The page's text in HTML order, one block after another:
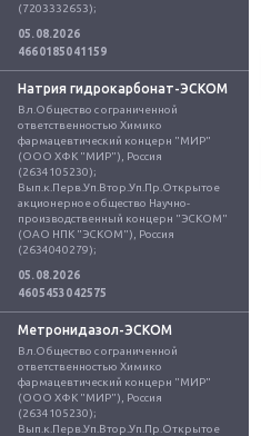
(7203332653);
05.08.2026
4660185041159
Натрия гидрокарбонат-ЭСКОМ
Вл.Общество с ограниченной
ответственностью Химико
фармацевтический концерн "МИР"
(ООО ХФК "МИР"), Россия
(2634105230);
Вып.к.Перв.Уп.Втор.Уп.Пр.Открытое
акционерное общество Научно-
производственный концерн "ЭСКОМ"
(ОАО НПК "ЭСКОМ"), Россия
(2634040279);
05.08.2026
4605453042575
Метронидазол-ЭСКОМ
Вл.Общество с ограниченной
ответственностью Химико
фармацевтический концерн "МИР"
(ООО ХФК "МИР"), Россия
(2634105230);
Вып.к.Перв.Уп.Втор.Уп.Пр.Открытое